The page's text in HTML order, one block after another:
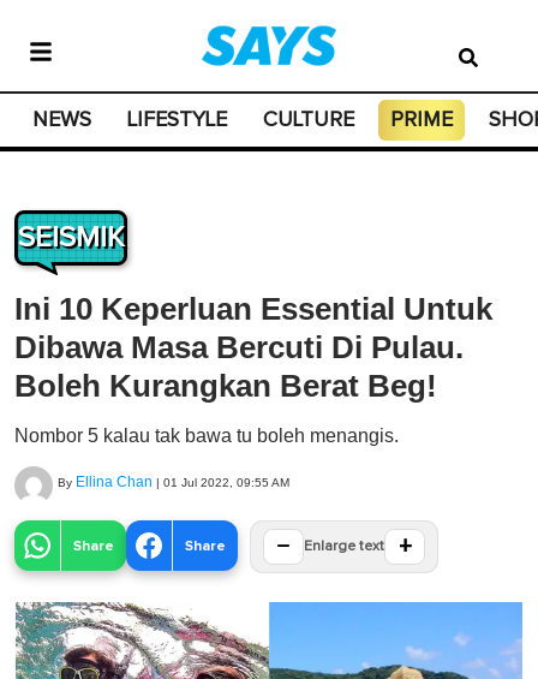
NEWS LIFESTYLE CULTURE PRIME
SEISMIK
Ini 10 Keperluan Essential Untuk
Dibawa Masa Bercuti Di Pulau.
Boleh Kurangkan Berat Beg!
Nombor 5 kalau tak bawa tu boleh menangis.
By Ellina Chan | 01 Jul 2022, 09:55 AM
Share Share − Enlarge text +